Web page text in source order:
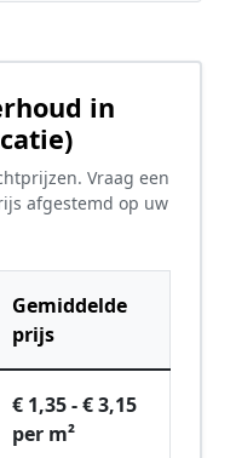
in
Vraag een
afgestemd op uw
Gemiddelde
prijs
€ 1,35 - € 3,15
per m²